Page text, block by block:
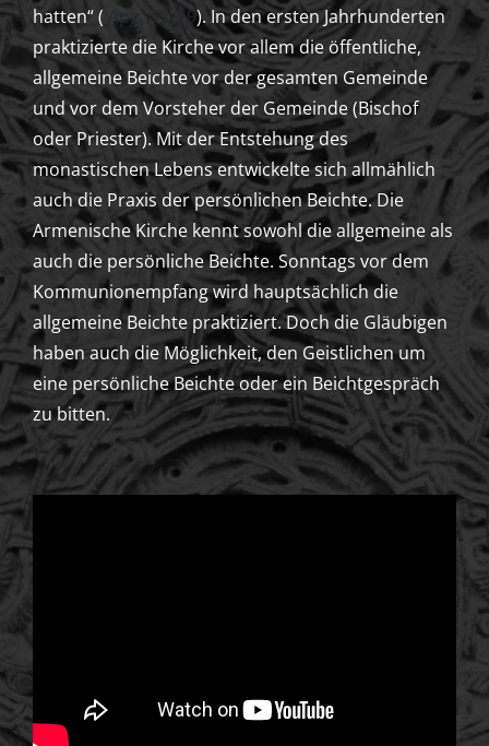
hatten“ ( Apg. 19, 19). In den ersten Jahrhunderten
praktizierte die Kirche vor allem die öffentliche,
allgemeine Beichte vor der gesamten Gemeinde
und vor dem Vorsteher der Gemeinde (Bischof
oder Priester). Mit der Entstehung des
monastischen Lebens entwickelte sich allmählich
auch die Praxis der persönlichen Beichte.Die
Armenische Kirche kennt sowohl die allgemeine als
auch die persönliche Beichte. Sonntags vor dem
Kommunionempfang wird hauptsächlich die
allgemeine Beichte praktiziert. Doch die Gläubigen
haben auch die Möglichkeit, den Geistlichen um
eine persönliche Beichte oder ein Beichtgespräch
zu bitten.